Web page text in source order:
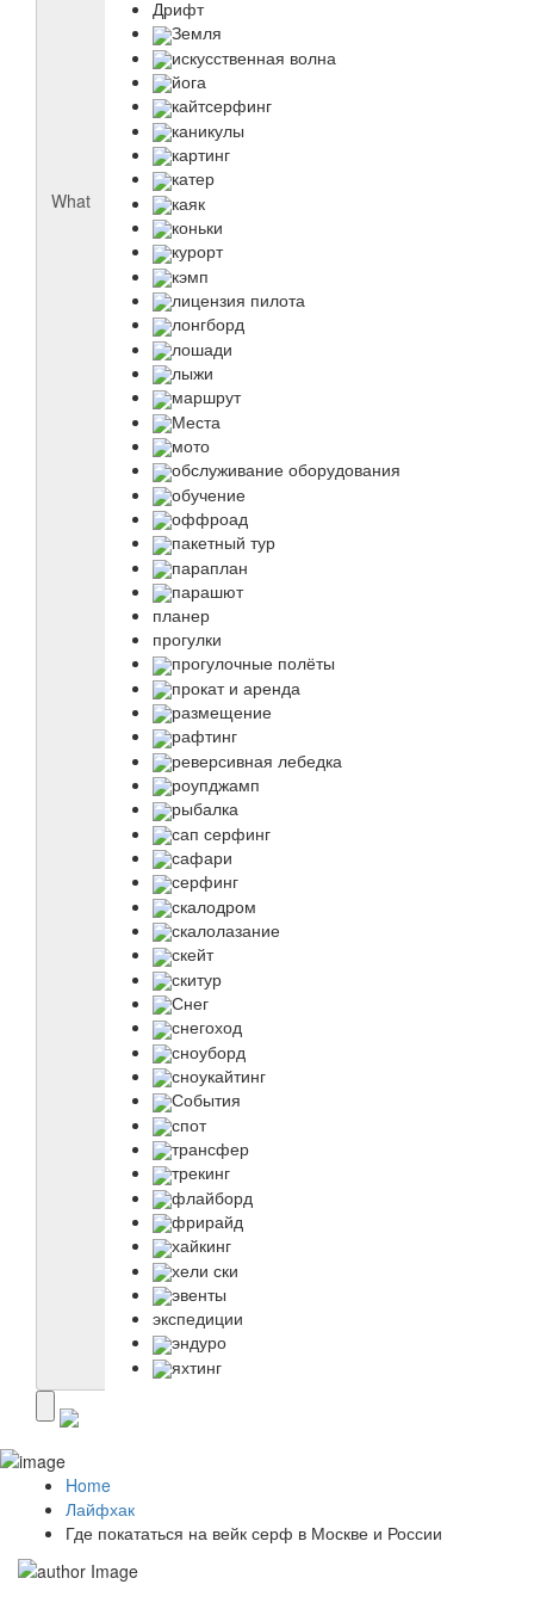
What
Дрифт
Земля
искусственная волна
йога
кайтсерфинг
каникулы
картинг
катер
каяк
коньки
курорт
кэмп
лицензия пилота
лонгборд
лошади
лыжи
маршрут
Места
мото
обслуживание оборудования
обучение
оффроад
пакетный тур
параплан
парашют
планер
прогулки
прогулочные полёты
прокат и аренда
размещение
рафтинг
реверсивная лебедка
роупджамп
рыбалка
сап серфинг
сафари
серфинг
скалодром
скалолазание
скейт
скитур
Снег
снегоход
сноуборд
сноукайтинг
События
спот
трансфер
трекинг
флайборд
фрирайд
хайкинг
хели ски
эвенты
экспедиции
эндуро
яхтинг
Home
Лайфхак
Где покататься на вейк серф в Москве и России